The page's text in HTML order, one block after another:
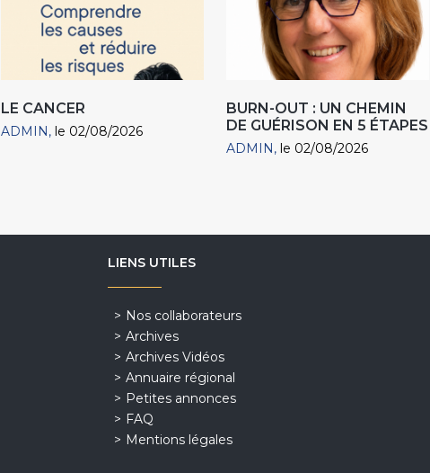
LE CANCER
ADMIN le 02/08/2026
BURN-OUT : UN CHEMIN
DE GUÉRISON EN 5 ÉTAPES
ADMIN le 02/08/2026
LIENS UTILES
Nos collaborateurs
Archives
Archives Vidéos
Annuaire régional
Petites annonces
FAQ
Mentions légales